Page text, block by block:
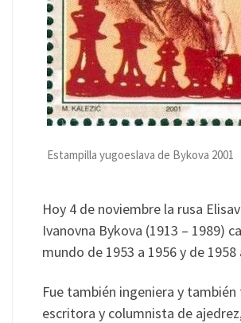
Estampilla yugoeslava de Bykova 2001
Hoy 4 de noviembre la rusa
Ivanovna Bykova (1913 – 1989)
mundo de 1953 a 1956 y de 1958
Fue también ingeniera y también
escritora y columnista de